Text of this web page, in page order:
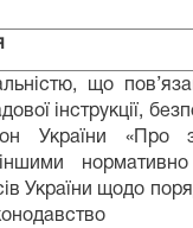
що
інструкції,
України «Про
іншими
України щодо